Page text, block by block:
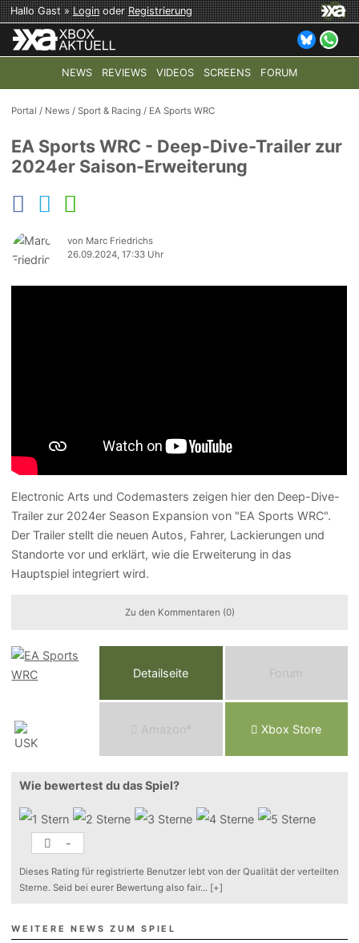
Hallo Gast »LoginoderRegistrierung
NEWS REVIEWS VIDEOS SCREENS FORUM
TOP-THEMEN: COD: MODERN WARFARE 4 HALO:
Portal / News /Sport & Racing / EA Sports WRC
EA Sports WRC - Deep-Dive-Trailer zur
2024er Saison-Erweiterung
von Marc Friedrichs
26.09.2024, 17:33 Uhr
Electronic Arts und Codemasters zeigen hier den Deep-Dive-
Trailer zur 2024er Season Expansion von "EA Sports WRC".
Der Trailer stellt die neuen Autos, Fahrer, Lackierungen und
Standorte vor und erklärt, wie die Erweiterung in das
Hauptspiel integriert wird.
Zu den Kommentaren (0)
Detailseite Forum
Ama o n* Xbox Store
Wie bewertest du das Spiel?
-
Dieses Rating für registrierte Benutzer lebt von der Qualität der verteilten
Sterne. Seid bei eurer Bewertung also fair... [+]
WEITERE NEWS ZUM SPIEL